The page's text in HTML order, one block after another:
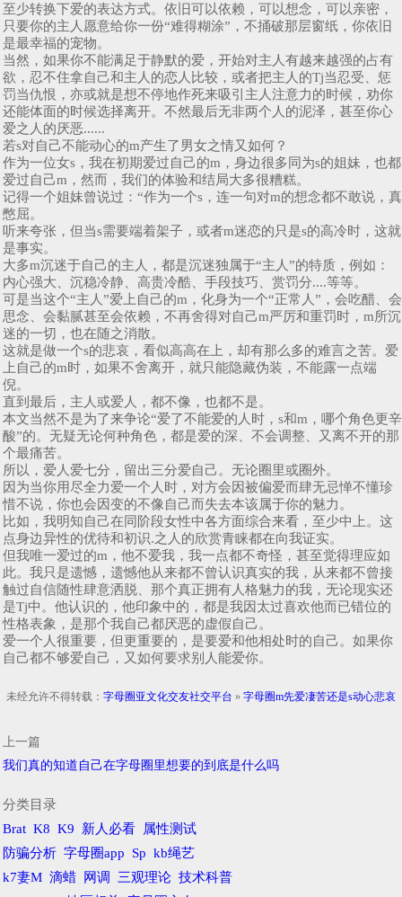
至少转换下爱的表达方式。依旧可以依赖，可以想念，可以亲密，
只要你的主人愿意给你一份“难得糊涂”，不捅破那层窗纸，你依旧
是最幸福的宠物。
当然，如果你不能满足于静默的爱，开始对主人有越来越强的占有
欲，忍不住拿自己和主人的恋人比较，或者把主人的Tj当忍受、惩
罚当仇恨，亦或就是想不停地作死来吸引主人注意力的时候，劝你
还能体面的时候选择离开。不然最后无非两个人的泥泽，甚至你心
爱之人的厌恶......
若s对自己不能动心的m产生了男女之情又如何？
作为一位女s，我在初期爱过自己的m，身边很多同为s的姐妹，也都
爱过自己m，然而，我们的体验和结局大多很糟糕。
记得一个姐妹曾说过：“作为一个s，连一句对m的想念都不敢说，真
憋屈。
听来夸张，但当s需要端着架子，或者m迷恋的只是s的高冷时，这就
是事实。
大多m沉迷于自己的主人，都是沉迷独属于“主人”的特质，例如：
内心强大、沉稳冷静、高贵冷酷、手段技巧、赏罚分....等等。
可是当这个“主人”爱上自己的m，化身为一个“正常人”，会吃醋、会
思念、会黏腻甚至会依赖，不再舍得对自己m严厉和重罚时，m所沉
迷的一切，也在随之消散。
这就是做一个s的悲哀，看似高高在上，却有那么多的难言之苦。爱
上自己的m时，如果不舍离开，就只能隐藏伪装，不能露一点端
倪。
直到最后，主人或爱人，都不像，也都不是。
本文当然不是为了来争论“爱了不能爱的人时，s和m，哪个角色更辛
酸”的。无疑无论何种角色，都是爱的深、不会调整、又离不开的那
个最痛苦。
所以，爱人爱七分，留出三分爱自己。无论圈里或圈外。
因为当你用尽全力爱一个人时，对方会因被偏爱而肆无忌惮不懂珍
惜不说，你也会因变的不像自己而失去本该属于你的魅力。
比如，我明知自己在同阶段女性中各方面综合来看，至少中上。这
点身边异性的优待和初识.之人的欣赏青睐都在向我证实。
但我唯一爱过的m，他不爱我，我一点都不奇怪，甚至觉得理应如
此。我只是遗憾，遗憾他从来都不曾认识真实的我，从来都不曾接
触过自信随性肆意洒脱、那个真正拥有人格魅力的我，无论现实还
是Tj中。他认识的，他印象中的，都是我因太过喜欢他而已错位的
性格表象，是那个我自己都厌恶的虚假自己。
爱一个人很重要，但更重要的，是要爱和他相处时的自己。如果你
自己都不够爱自己，又如何要求别人能爱你。
未经允许不得转载： 字母圈亚文化交友社交平台 » 字母圈m先爱凄苦还是s动心悲哀
上一篇
我们真的知道自己在字母圈里想要的到底是什么吗
分类目录
Brat K8 K9 新人必看
属性测试
防骗分析 字母圈app Sp kb绳艺
k7妻M 滴蜡 网调 三观理论 技术科普